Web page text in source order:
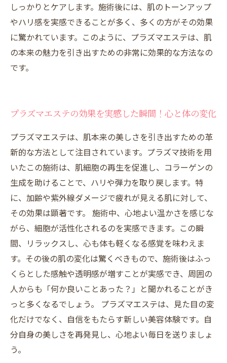
しっかりとケアします。施術後には、肌のトーンアップ
やハリ感を実感できることが多く、多くの方がその効果
に驚かれています。このように、プラズマエステは、肌
の本来の魅力を引き出すための非常に効果的な方法なの
です。
プラズマエステの効果を実感した瞬間！心と体の変化
プラズマエステは、肌本来の美しさを引き出すための革
新的な方法として注目されています。プラズマ技術を用
いたこの施術は、肌細胞の再生を促進し、コラーゲンの
生成を助けることで、ハリや弾力を取り戻します。特
に、加齢や紫外線ダメージで疲れが見える肌に対して、
その効果は顕著です。 施術中、心地よい温かさを感じな
がら、細胞が活性化されるのを実感できます。この瞬
間、リラックスし、心も体も軽くなる感覚を味わえま
す。その後の肌の変化は驚くべきもので、施術後はふっ
くらとした感触や透明感が増すことが実感でき、周囲の
人からも「何か良いことあった？」と聞かれることがき
っと多くなるでしょう。 プラズマエステは、見た目の変
化だけでなく、自信をもたらす新しい美容体験です。自
分自身の美しさを再発見し、心地よい毎日を送りましょ
う。